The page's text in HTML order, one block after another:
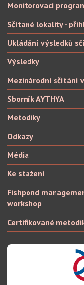
Monitorovací
Sčítané lokality -
Ukládání výsledků
Výsledky
Mezinárodní sčítání
Sborník AYTHYA
Metodiky
Odkazy
Média
Ke stažení
Fishpond
workshop
Certifikované